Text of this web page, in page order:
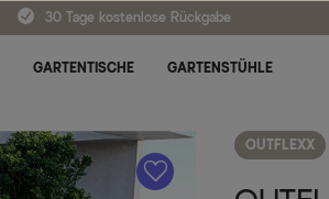
30 Tage kostenlose Rückgabe
GARTENTISCHE GARTENSTÜHLE
A
OUTFLEXX